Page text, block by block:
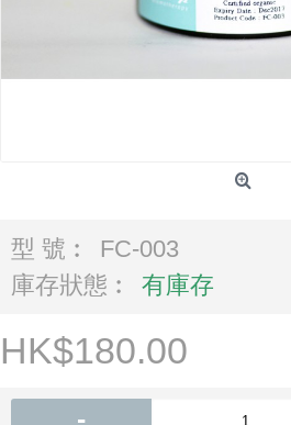
型 號︰
FC-003
庫存狀態︰
有庫存
HK$180.00
-